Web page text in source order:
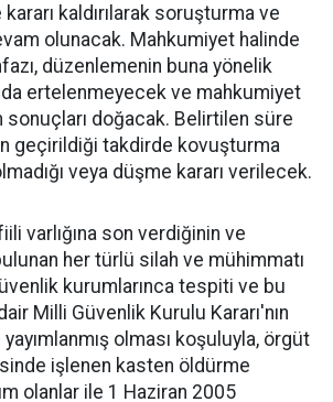
kaldırılarak soruşturma ve
olunacak. Mahkumiyet halinde
düzenlemenin buna yönelik
ertelenmeyecek ve mahkumiyet
sonuçları doğacak. Belirtilen süre
geçirildiği takdirde kovuşturma
veya düşme kararı verilecek.
varlığına son verdiğinin ve
her türlü silah ve mühimmatı
kurumlarınca tespiti ve bu
Milli Güvenlik Kurulu Kararı'nın
olması koşuluyla, örgüt
işlenen kasten öldürme
olanlar ile 1 Haziran 2005